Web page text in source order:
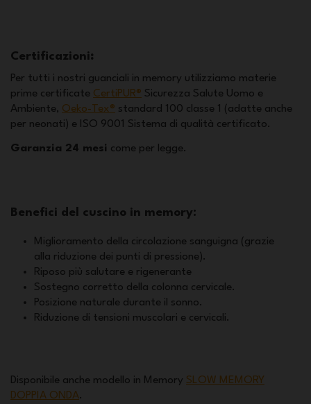
Certificazioni:
Per tutti i nostri guanciali in memory utilizziamo materie
prime certificate CertiPUR® Sicurezza Salute Uomo e
Ambiente, Oeko-Tex® standard 100 classe 1 (adatte anche
per neonati) e ISO 9001 Sistema di qualità certificato.
Garanzia 24 mesi come per legge.
Benefici del cuscino in memory:
Miglioramento della circolazione sanguigna (grazie
alla riduzione dei punti di pressione).
Riposo più salutare e rigenerante
Sostegno corretto della colonna cervicale.
Posizione naturale durante il sonno.
Riduzione di tensioni muscolari e cervicali.
Disponibile anche modello in Memory SLOW MEMORY
DOPPIA ONDA.